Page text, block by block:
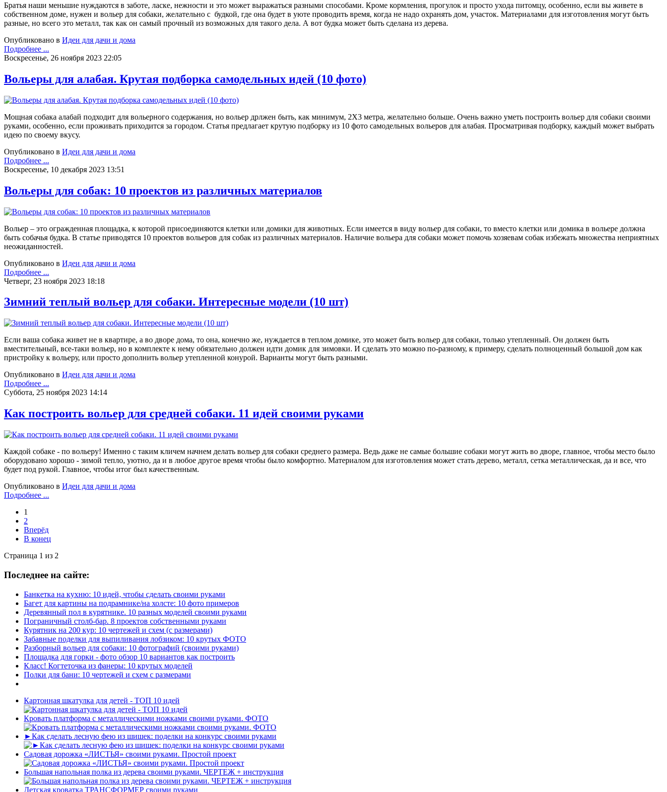
Братья наши меньшие нуждаются в заботе, ласке, нежности и это может выражаться разными способами. Кроме кормления, прогулок и просто ухода питомцу, особенно, если вы живете в
собственном доме, нужен и вольер для собаки, желательно с будкой, где она будет в уюте проводить время, когда не надо охранять дом, участок. Материалами для изготовления могут быть
разные, но всего это металл, так как он самый прочный из возможных для такого дела. А вот будка может быть сделана из дерева.
Опубликовано в Идеи для дачи и дома
Подробнее ...
Воскресенье, 26 ноября 2023 22:05
Вольеры для алабая. Крутая подборка самодельных идей (10 фото)
Мощная собака алабай подходит для вольерного содержания, но вольер дрлжен быть, как минимум, 2Х3 метра, желательно больше. Очень важно уметь построить вольер для собаки своими
руками, особенно, если проживать приходится за городом. Статья предлагает крутую подборку из 10 фото самодельных вольеров для алабая. Просматривая подборку, каждый может выбрать
идею по своему вкусу.
Опубликовано в Идеи для дачи и дома
Подробнее ...
Воскресенье, 10 декабря 2023 13:51
Вольеры для собак: 10 проектов из различных материалов
Вольер – это огражденная площадка, к которой присоединяются клетки или домики для животных. Если имеется в виду вольер для собаки, то вместо клетки или домика в вольере должна
быть собачья будка. В статье приводятся 10 проектов вольеров для собак из различных материалов. Наличие вольера для собаки может помочь хозяевам собак избежать множества неприятных
неожиданностей.
Опубликовано в Идеи для дачи и дома
Подробнее ...
Четверг, 23 ноября 2023 18:18
Зимний теплый вольер для собаки. Интересные модели (10 шт)
Если ваша собака живет не в квартире, а во дворе дома, то она, конечно же, нуждается в теплом домике, это может быть вольер для собаки, только утепленный. Он должен быть
вместительный, все-таки вольер, но в комплекте к нему обязательно должен идти домик для зимовки. И сделать это можно по-разному, к примеру, сделать полноценный большой дом как
пристройку к вольеру, или просто дополнить вольер утепленной конурой. Варианты могут быть разными.
Опубликовано в Идеи для дачи и дома
Подробнее ...
Суббота, 25 ноября 2023 14:14
Как построить вольер для средней собаки. 11 идей своими руками
Каждой собаке - по вольеру! Именно с таким кличем начнем делать вольер для собаки среднего размера. Ведь даже не самые большие собаки могут жить во дворе, главное, чтобы место было
оборудовано хорошо - зимой тепло, уютно, да и в любое другое время чтобы было комфортно. Материалом для изготовления может стать дерево, металл, сетка металлическая, да и все, что
будет под рукой. Главное, чтобы итог был качественным.
Опубликовано в Идеи для дачи и дома
Подробнее ...
1
2
Вперёд
В конец
Страница 1 из 2
Последнее на сайте:
Банкетка на кухню: 10 идей, чтобы сделать своими руками
Багет для картины на подрамнике/на холсте: 10 фото примеров
Деревянный пол в курятнике. 10 разных моделей своими руками
Пограничный столб-бар. 8 проектов собственными руками
Курятник на 200 кур: 10 чертежей и схем (с размерами)
Забавные поделки для выпиливания лобзиком: 10 крутых ФОТО
Разборный вольер для собаки: 10 фотографий (своими руками)
Площадка для горки - фото обзор 10 вариантов как построить
Класс! Когтеточка из фанеры: 10 крутых моделей
Полки для бани: 10 чертежей и схем с размерами
Картонная шкатулка для детей - ТОП 10 идей
Кровать платформа с металлическими ножками своими руками. ФОТО
►Как сделать лесную фею из шишек: поделки на конкурс своими руками
Садовая дорожка «ЛИСТЬЯ» своими руками. Простой проект
Большая напольная полка из дерева своими руками. ЧЕРТЕЖ + инструкция
Детская кроватка ТРАНСФОРМЕР своими руками